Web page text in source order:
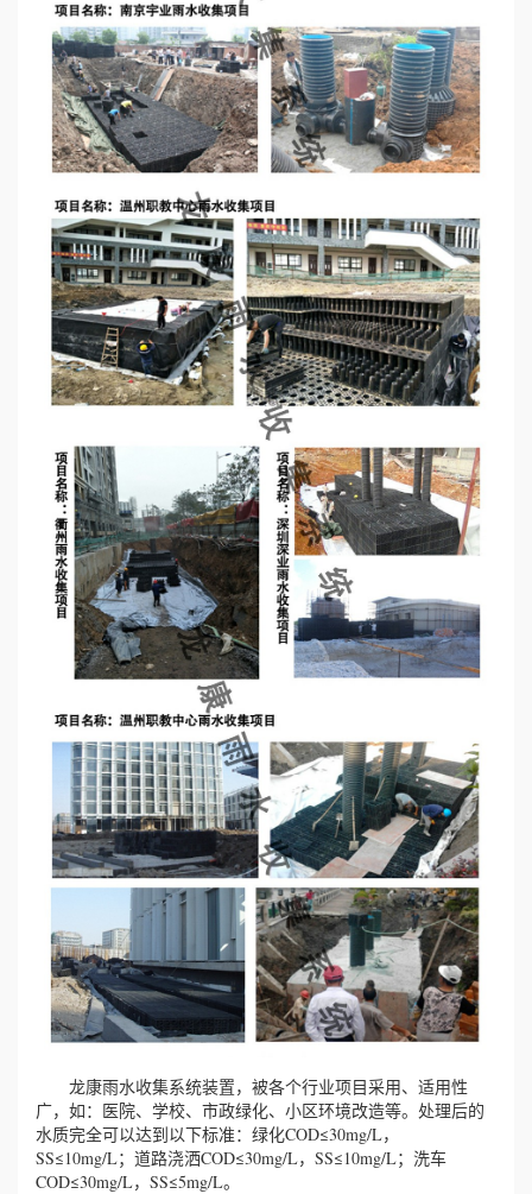
龙康雨水收集系统装置，被各个行业项目采用、适用性
广，如：医院、学校、市政绿化、小区环境改造等。处理后的
水质完全可以达到以下标准：绿化COD≤30mg/L，
SS≤10mg/L；道路浇洒COD≤30mg/L，SS≤10mg/L；洗车
COD≤30mg/L，SS≤5mg/L。